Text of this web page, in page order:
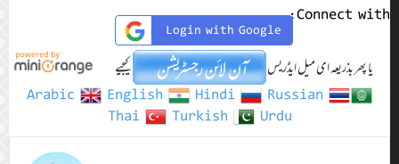
Connect with:
Login with Google
یا پھر بذریعہ ای میل ایڈریس
کیجیے
Arabic
English Hindi
Russian
Thai
Turkish Urdu